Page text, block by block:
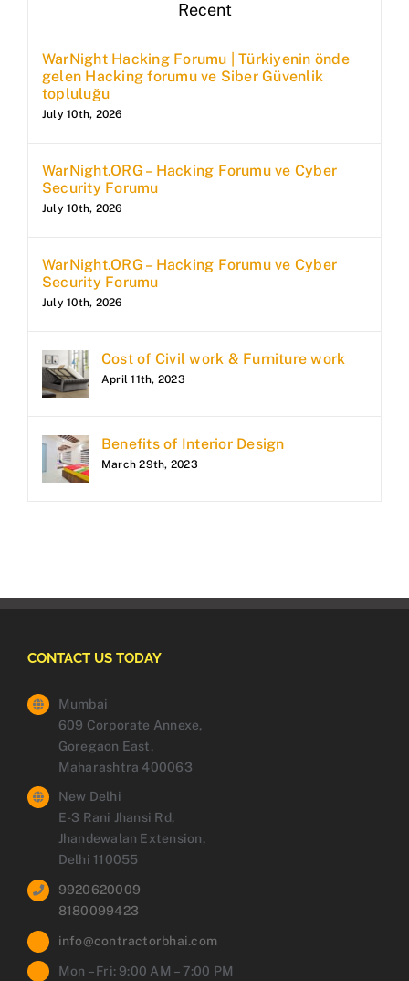
Recent
WarNight Hacking Forumu | Türkiyenin önde
gelen Hacking forumu ve Siber Güvenlik
topluluğu
July 10th, 2026
WarNight.ORG – Hacking Forumu ve Cyber
Security Forumu
July 10th, 2026
WarNight.ORG – Hacking Forumu ve Cyber
Security Forumu
July 10th, 2026
Cost of Civil work & Furniture work
April 11th, 2023
Benefits of Interior Design
March 29th, 2023
CONTACT US TODAY
Mumbai
609 Corporate Annexe,
Goregaon East,
Maharashtra 400063
New Delhi
E-3 Rani Jhansi Rd,
Jhandewalan Extension,
Delhi 110055
9920620009
8180099423
info@contractorbhai.com
Mon – Fri: 9:00 AM – 7:00 PM